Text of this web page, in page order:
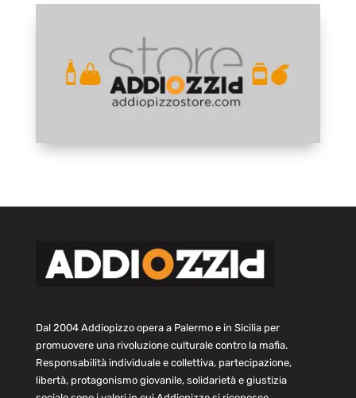
Dal 2004 Addiopizzo opera a Palermo e in Sicilia per
promuovere una rivoluzione culturale contro la mafia.
Responsabilità individuale e collettiva, partecipazione,
libertà, protagonismo giovanile, solidarietà e giustizia